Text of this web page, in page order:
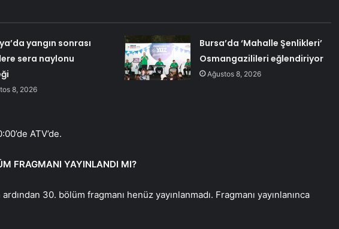
yangın sonrası
sera naylonu
8, 2026
Bursa’da ‘Mahalle Şenlikleri’
Osmangazilileri eğlendiriyor
Ağustos 8, 2026
ATV’de.
FRAGMANI YAYINLANDI MI?
30. bölüm fragmanı henüz yayınlanmadı. Fragmanı yayınlanınca